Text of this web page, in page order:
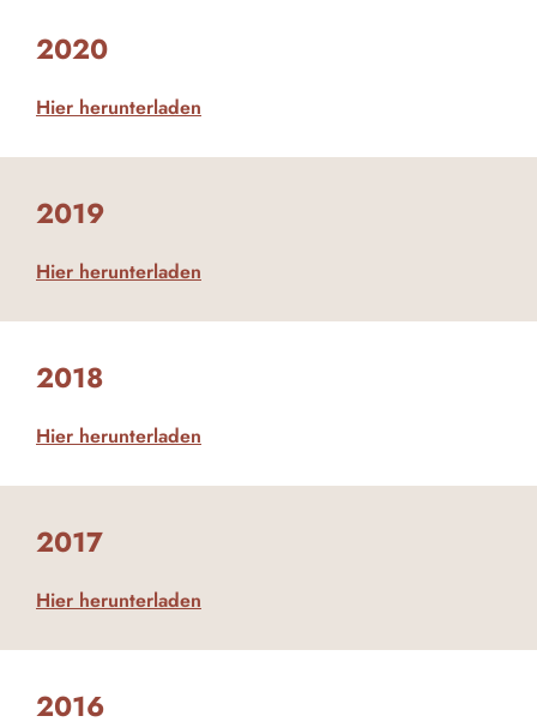
2020
Hier herunterladen
2019
Hier herunterladen
2018
Hier herunterladen
2017
Hier herunterladen
2016